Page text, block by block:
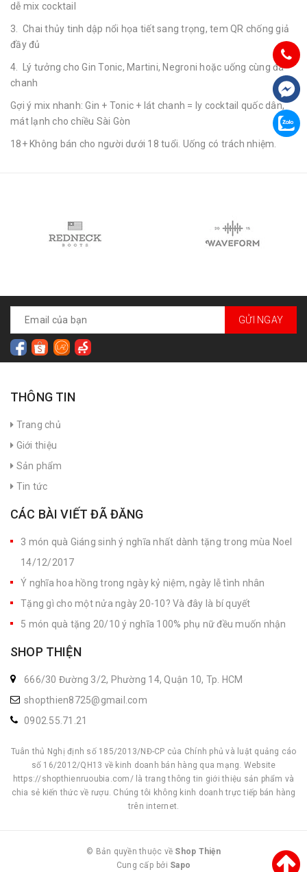
dễ mix cocktail
3. Chai thủy tinh dập nổi họa tiết sang trọng, tem QR chống giả
đầy đủ
4. Lý tưởng cho Gin Tonic, Martini, Negroni hoặc uống cùng đá
chanh
Gợi ý mix nhanh: Gin + Tonic + lát chanh = ly cocktail quốc dân,
mát lạnh cho chiều Sài Gòn
18+ Không bán cho người dưới 18 tuổi. Uống có trách nhiệm.
GỬI NGAY
THÔNG TIN
Trang chủ
Giới thiệu
Sản phẩm
Tin tức
CÁC BÀI VIẾT ĐÃ ĐĂNG
3 món quà Giáng sinh ý nghĩa nhất dành tặng trong mùa Noel
14/12/2017
Ý nghĩa hoa hồng trong ngày kỷ niệm, ngày lễ tình nhân
Tặng gì cho một nửa ngày 20-10? Và đây là bí quyết
5 món quà tặng 20/10 ý nghĩa 100% phụ nữ đều muốn nhận
SHOP THIỆN
666/30 Đường 3/2, Phường 14, Quận 10, Tp. HCM
shopthien8725@gmail.com
0902.55.71.21
Tuân thủ Nghị định số 185/2013/NĐ-CP của Chính phủ và luật quảng cáo
số 16/2012/QH13 về kinh doanh bán hàng qua mạng. Website
https://shopthienruoubia.com/ là trang thông tin giới thiệu sản phẩm và
chia sẻ kiến thức về rượu. Chúng tôi không kinh doanh trực tiếp bán hàng
trên internet.
© Bản quyền thuộc về Shop Thiện
|
Cung cấp bởi Sapo